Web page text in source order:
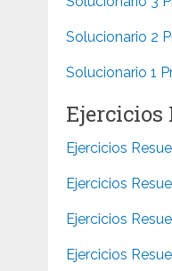
Solucionario 2
Solucionario 1
Ejercicios
Ejercicios
Ejercicios
Ejercicios
Ejercicios